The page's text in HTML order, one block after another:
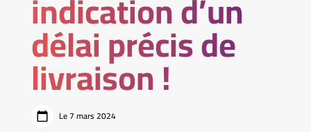
délai précis de
livraison !
Le 7 mars 2024